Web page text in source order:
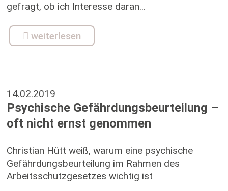
gefragt, ob ich Interesse daran...
weiterlesen
14.02.2019
Psychische Gefährdungsbeurteilung –
oft nicht ernst genommen
Christian Hütt weiß, warum eine psychische
Gefährdungsbeurteilung im Rahmen des
Arbeitsschutzgesetzes wichtig ist